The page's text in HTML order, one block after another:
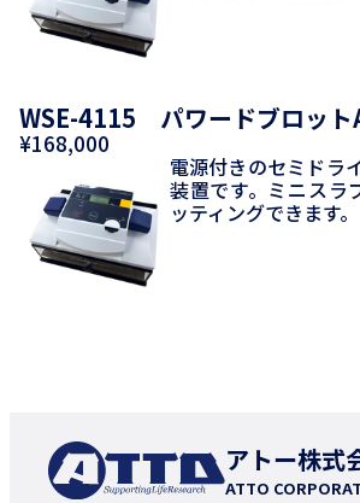
WSE-4115 パワードブロット
¥168,000
電源付きのセミドラ
装置です。ミニスラ
ッティングできます。
アトー株式
ATTO